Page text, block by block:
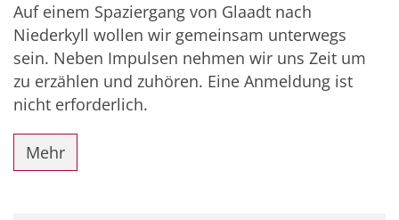
Auf einem Spaziergang von Glaadt nach
Niederkyll wollen wir gemeinsam unterwegs
sein. Neben Impulsen nehmen wir uns Zeit um
zu erzählen und zuhören. Eine Anmeldung ist
nicht erforderlich.
Mehr